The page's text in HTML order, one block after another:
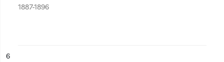
1887-1896
n°
6